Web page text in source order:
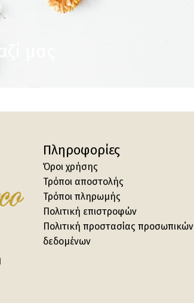
μας
Πληροφορίες
Όροι χρήσης
Τρόποι αποστολής
Τρόποι πληρωμής
Πολιτική επιστροφών
Πολιτική προστασίας προσωπικών
δεδομένων